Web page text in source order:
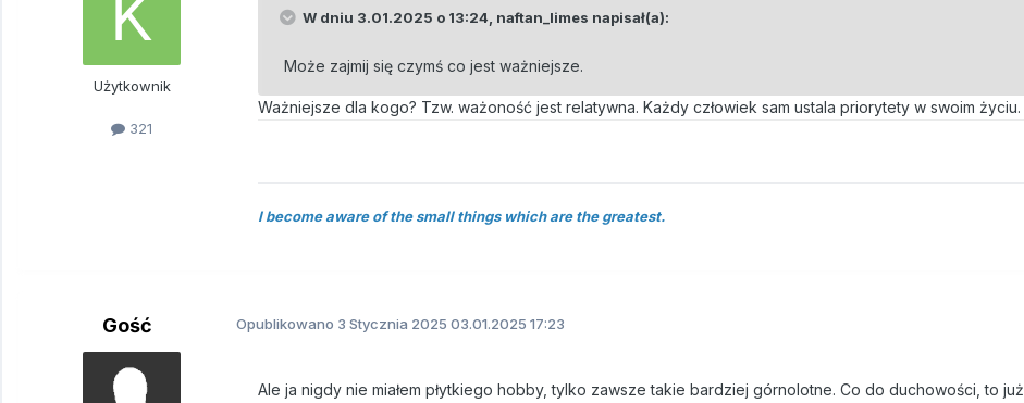
Użytkownik
321
W dniu 3.01.2025 o 13:24, naftan_limes napisał(a):
Może zajmij się czymś co jest ważniejsze.
Ważniejsze dla kogo? Tzw. ważoność jest relatywna. Każdy człowiek sam ustala priorytety w swoim życiu.
I become aware of the small things which are the greatest.
Gość Opublikowano 3 Stycznia 2025 03.01.2025 17:23
Ale ja nigdy nie miałem płytkiego hobby, tylko zawsze takie bardziej górnolotne. Co do duchowości, to już